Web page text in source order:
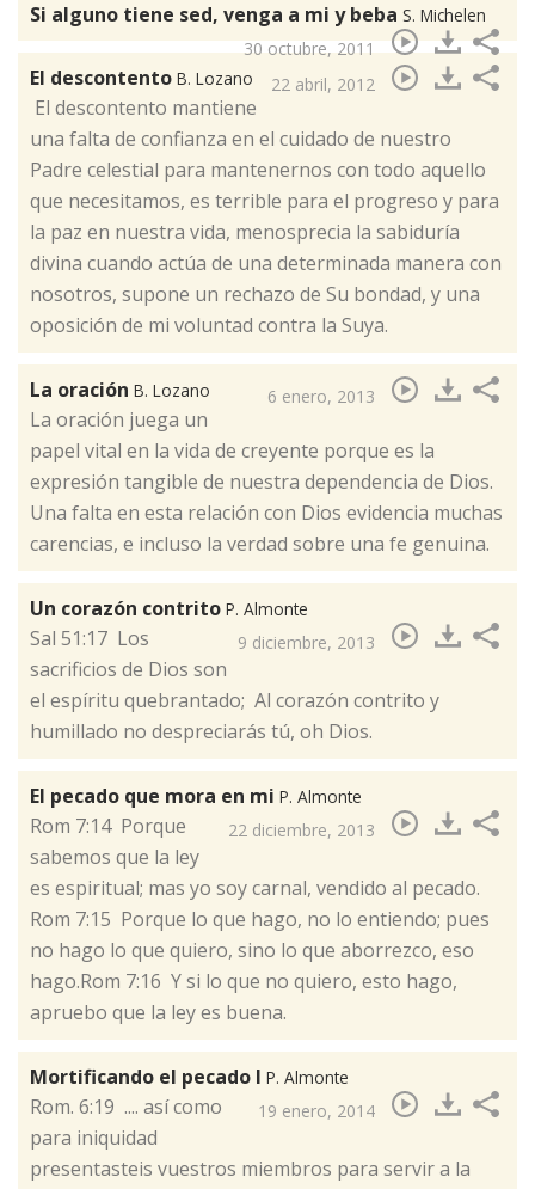
Si alguno tiene sed, venga a mi y beba S. Michelen
30 octubre, 2011
El descontento B. Lozano 22 abril, 2012
​ El descontento mantiene
una falta de confianza en el cuidado de nuestro
Padre celestial para mantenernos con todo aquello
que necesitamos, es terrible para el progreso y para
la paz en nuestra vida, menosprecia la sabiduría
divina cuando actúa de una determinada manera con
nosotros, supone un rechazo de Su bondad, y una
oposición de mi voluntad contra la Suya.
La oración B. Lozano 6 enero, 2013
​La oración juega un
papel vital en la vida de creyente porque es la
expresión tangible de nuestra dependencia de Dios.
Una falta en esta relación con Dios evidencia muchas
carencias, e incluso la verdad sobre una fe genuina.
Un corazón contrito P. Almonte
9 diciembre, 2013
​Sal 51:17 Los
sacrificios de Dios son
el espíritu quebrantado; Al corazón contrito y
humillado no despreciarás tú, oh Dios.
El pecado que mora en mi P. Almonte
22 diciembre, 2013
​Rom 7:14 Porque
sabemos que la ley
es espiritual; mas yo soy carnal, vendido al pecado.
Rom 7:15 Porque lo que hago, no lo entiendo; pues
no hago lo que quiero, sino lo que aborrezco, eso
hago.Rom 7:16 Y si lo que no quiero, esto hago,
apruebo que la ley es buena.
Mortificando el pecado I P. Almonte
19 enero, 2014
​Rom. 6:19 .... así como
para iniquidad
presentasteis vuestros miembros para servir a la